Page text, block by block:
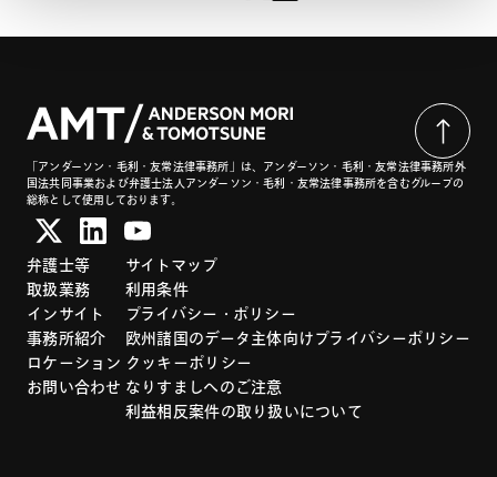
「アンダーソン・毛利・友常法律事務所」は、アンダーソン・毛利・友常法律事務所外
国法共同事業および弁護士法人アンダーソン・毛利・友常法律事務所を含むグループの
総称として使用しております。
弁護士等
取扱業務
インサイト
事務所紹介
ロケーション
お問い合わせ
サイトマップ
利用条件
プライバシー・ポリシー
欧州諸国のデータ主体向けプライバシーポリシー
クッキーポリシー
なりすましへのご注意
利益相反案件の取り扱いについて